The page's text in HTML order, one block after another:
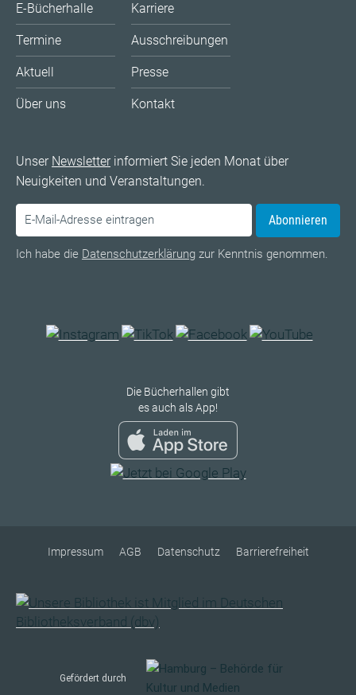
E-Bücherhalle
Termine
Aktuell
Über uns
Karriere
Ausschreibungen
Presse
Kontakt
Unser Newsletterinformiert Sie jeden Monat über
Neuigkeiten und Veranstaltungen.
Abonnieren
Ich habe die Datenschutzerklärung zur Kenntnis genommen.
Die Bücherhallen gibt
es auch als App!
Impressum AGB Datenschutz Barrierefreiheit
Gefördert durch